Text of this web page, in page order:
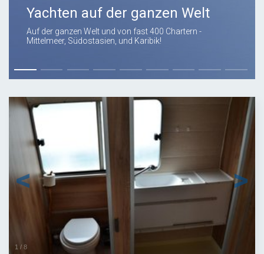
Yachten auf der ganzen Welt
Auf der ganzen Welt und von fast 400 Chartern -
Mittelmeer, Südostasien, und Karibik!
1 / 8